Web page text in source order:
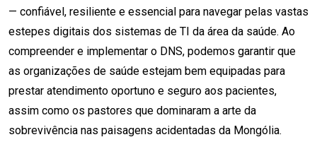
— confiável, resiliente e essencial para navegar pelas vastas
estepes digitais dos sistemas de TI da área da saúde. Ao
compreender e implementar o DNS, podemos garantir que
as organizações de saúde estejam bem equipadas para
prestar atendimento oportuno e seguro aos pacientes,
assim como os pastores que dominaram a arte da
sobrevivência nas paisagens acidentadas da Mongólia.